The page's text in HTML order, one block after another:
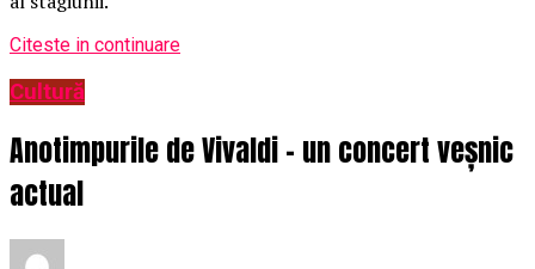
Citeste in continuare
Cultură
Anotimpurile de Vivaldi – un concert veșnic
actual